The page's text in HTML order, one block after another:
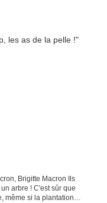
Brigitte Macron Ils
arbre ! C'est sûr que
même si la plantation